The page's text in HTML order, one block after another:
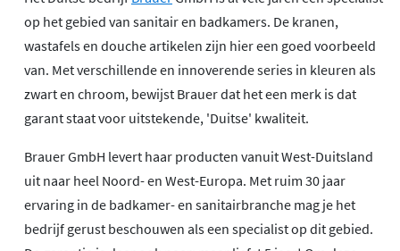
op het gebied van sanitair en badkamers. De kranen,
wastafels en douche artikelen zijn hier een goed voorbeeld
van. Met verschillende en innoverende series in kleuren als
zwart en chroom, bewijst Brauer dat het een merk is dat
garant staat voor uitstekende, 'Duitse' kwaliteit.
Brauer GmbH levert haar producten vanuit West-Duitsland
uit naar heel Noord- en West-Europa. Met ruim 30 jaar
ervaring in de badkamer- en sanitairbranche mag je het
bedrijf gerust beschouwen als een specialist op dit gebied.